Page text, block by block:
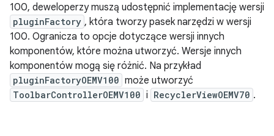
100, deweloperzy muszą udostępnić implementację wersji
pluginFactory , która tworzy pasek narzędzi w wersji
100. Ogranicza to opcje dotyczące wersji innych
komponentów, które można utworzyć. Wersje innych
komponentów mogą się różnić. Na przykład
pluginFactoryOEMV100 może utworzyć
ToolbarControllerOEMV100 i RecyclerViewOEMV70 .